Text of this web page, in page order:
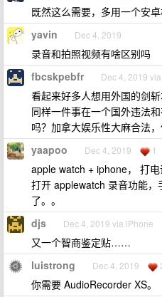
既然这么需要，多用一个安卓
yavin Dec 4, 2019
录音和拍照视频有啥区别吗
fbcskpebfr Dec 4, 2019
看起来好多人想用外国的剑
同样一件事在一个国外违法
吗？加拿大娱乐性大麻合法
yaapoo Dec 4, 2019 1
apple watch + iphone， 打
打开 applewatch 录音功能
了。。
djs Dec 4, 2019 via iPhone
又一个智商鉴定贴……
luistrong Dec 4, 2019
你需要 AudioRecorder XS。